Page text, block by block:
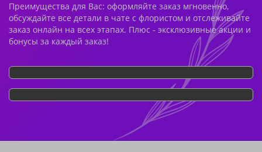
Преимущества для Вас: оформляйте заказ мгновенно,
обсуждайте все детали в чате с флористом и отслеживайте
заказ онлайн на всех этапах. Плюс - эксклюзивные акции и
бонусы за каждый заказ!